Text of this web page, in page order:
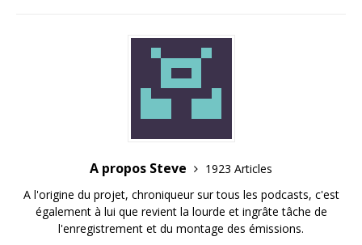
A propos Steve
1923 Articles
A l'origine du projet, chroniqueur sur tous les podcasts, c'est
également à lui que revient la lourde et ingrâte tâche de
l'enregistrement et du montage des émissions.